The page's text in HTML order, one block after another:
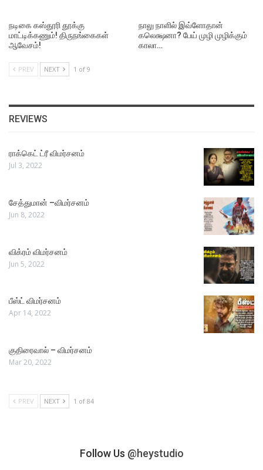
நடிகை கஸ்தூரி தூக்கு
மாட்டிக்கணும்! திருநங்கைகள்
ஆவேசம்!
நாலு நாளில் இவ்ளோதான்
கலெக்ஷனா? பேய் முழி முழிக்கும்
காலா…
PREV NEXT 1 of 9
REVIEWS
ராக்கெட் ட்ரீ விமர்சனம்
Jul 3, 2022
சேத்துமான் –விமர்சனம்
Jun 8, 2022
விக்ரம் விமர்சனம்
Jun 5, 2022
பீஸ்ட் விமர்சனம்
Apr 14, 2022
குதிரைவால் – விமர்சனம்
Mar 20, 2022
PREV NEXT 1 of 84
Follow Us @heystudio